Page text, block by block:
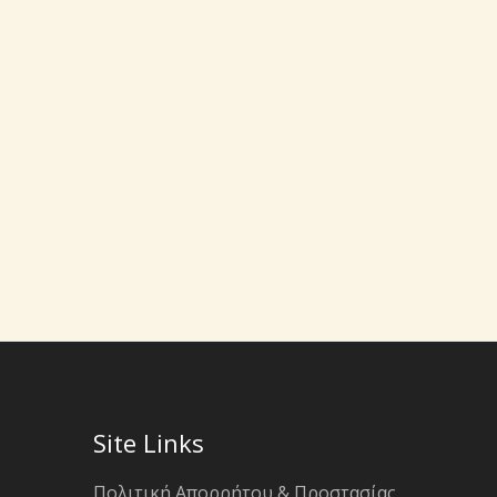
Site Links
Πολιτική Απορρήτου & Προστασίας